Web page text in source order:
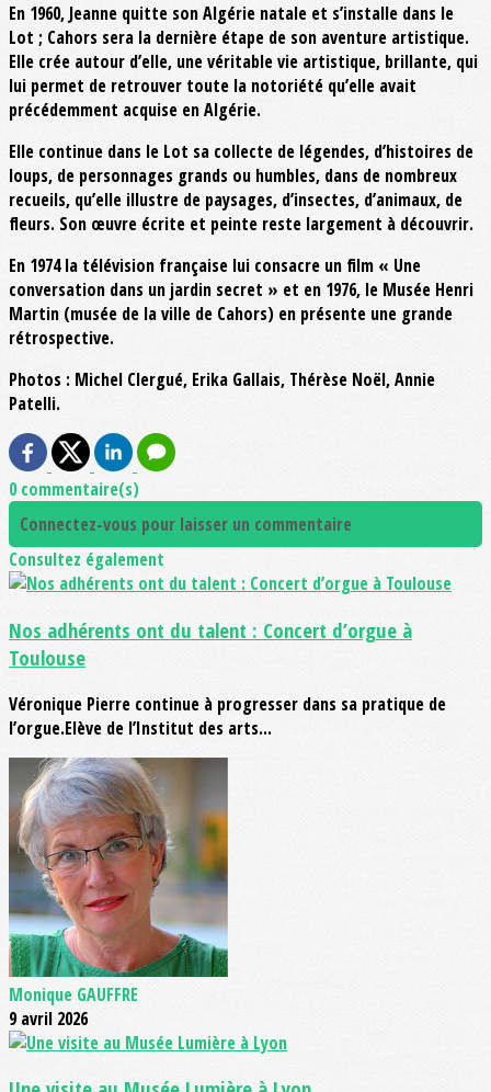
En 1960, Jeanne quitte son Algérie natale et s’installe dans le
Lot ; Cahors sera la dernière étape de son aventure artistique.
Elle crée autour d’elle, une véritable vie artistique, brillante, qui
lui permet de retrouver toute la notoriété qu’elle avait
précédemment acquise en Algérie.
Elle continue dans le Lot sa collecte de légendes, d’histoires de
loups, de personnages grands ou humbles, dans de nombreux
recueils, qu’elle illustre de paysages, d’insectes, d’animaux, de
fleurs. Son œuvre écrite et peinte reste largement à découvrir.
En 1974 la télévision française lui consacre un film « Une
conversation dans un jardin secret » et en 1976, le Musée Henri
Martin (musée de la ville de Cahors) en présente une grande
rétrospective.
Photos : Michel Clergué, Erika Gallais, Thérèse Noël, Annie
Patelli.
0 commentaire(s)
Connectez-vous pour laisser un commentaire
Consultez également
Nos adhérents ont du talent : Concert d’orgue à
Toulouse
Véronique Pierre continue à progresser dans sa pratique de
l’orgue.Elève de l’Institut des arts...
Monique GAUFFRE
9 avril 2026